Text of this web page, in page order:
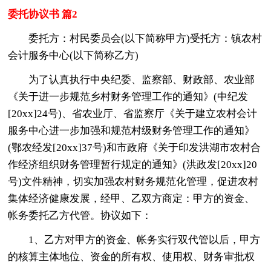
委托协议书 篇2
委托方：村民委员会(以下简称甲方)受托方：镇农村
会计服务中心(以下简称乙方)
为了认真执行中央纪委、监察部、财政部、农业部
《关于进一步规范乡村财务管理工作的通知》(中纪发
[20xx]24号)、省农业厅、省监察厅《关于建立农村会计
服务中心进一步加强和规范村级财务管理工作的通知》
(鄂农经发[20xx]37号)和市政府《关于印发洪湖市农村合
作经济组织财务管理暂行规定的通知》(洪政发[20xx]20
号)文件精神，切实加强农村财务规范化管理，促进农村
集体经济健康发展，经甲、乙双方商定：甲方的资金、
帐务委托乙方代管。协议如下：
1、乙方对甲方的资金、帐务实行双代管以后，甲方
的核算主体地位、资金的所有权、使用权、财务审批权